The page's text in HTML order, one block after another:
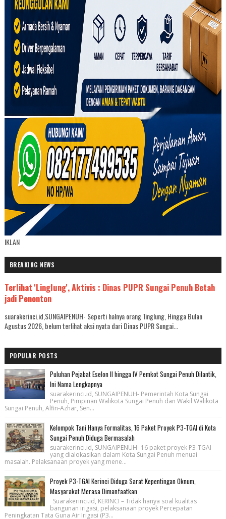
IKLAN
BREAKING NEWS
Terlihat 'Linglung', Aktivis : Dinas PUPR Sungai Penuh Betah
jadi Penonton
suarakerinci.id,SUNGAIPENUH- Seperti halnya orang 'linglung, Hingga Bulan
Agustus 2026, belum terlihat aksi nyata dari Dinas PUPR Sungai...
POPULAR POSTS
Puluhan Pejabat Eselon II hingga IV Pemkot Sungai Penuh Dilantik,
Ini Nama Lengkapnya
suarakerinci.id, SUNGAIPENUH- Pemerintah Kota Sungai
Penuh, Pimpinan Walikota Sungai Penuh dan Wakil Walikota
Sungai Penuh, Alfin-Azhar, Sen...
Kelompok Tani Hanya Formalitas, 16 Paket Proyek P3-TGAI di Kota
Sungai Penuh Diduga Bermasalah
suarakerinci.id, SUNGAIPENUH- 16 paket proyek P3-TGAI
yang dialokasikan dalam Kota Sungai Penuh menuai
masalah. Pelaksanaan proyek yang mene...
Proyek P3-TGAI Kerinci Diduga Sarat Kepentingan Oknum,
Masyarakat Merasa Dimanfaatkan
Suarakerinci.id, KERINCI – Tidak hanya soal kualitas
bangunan irigasi, pelaksanaan proyek Percepatan
Peningkatan Tata Guna Air Irigasi (P3...